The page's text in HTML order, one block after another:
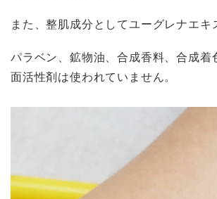
また、整肌成分としてユーグレナエキ
パラベン、鉱物油、合成香料、合成着
面活性剤は使われていません。